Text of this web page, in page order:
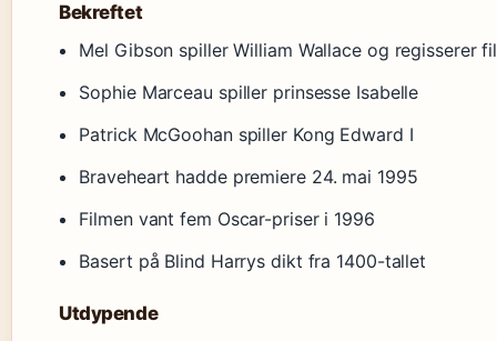
Bekreftet
Mel Gibson spiller William Wallace og regisserer
Sophie Marceau spiller prinsesse Isabelle
Patrick McGoohan spiller Kong Edward I
Braveheart hadde premiere 24. mai 1995
Filmen vant fem Oscar-priser i 1996
Basert på Blind Harrys dikt fra 1400-tallet
Utdypende